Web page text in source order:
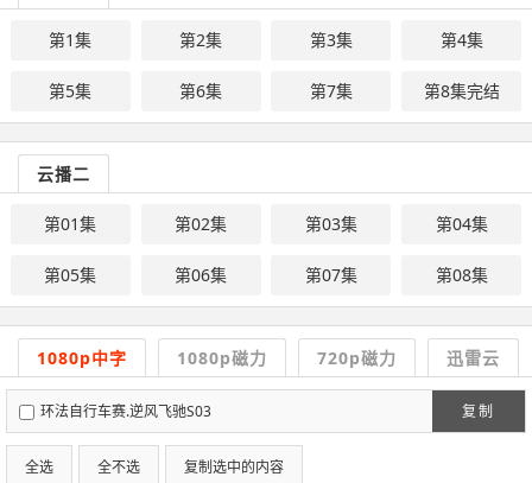
第1集 第2集 第3集 第4集
第5集 第6集 第7集 第8集完结
云播二
第01集 第02集 第03集 第04集
第05集 第06集 第07集 第08集
1080p中字 1080p磁力 720p磁力 迅雷云
复制
环法自行车赛.逆风飞驰S03
全选 全不选 复制选中的内容